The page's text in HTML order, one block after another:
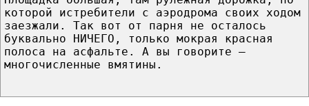
которой истребители с аэродрома своих ходом
заезжали. Так вот от парня не осталось
буквально НИЧЕГО, только мокрая красная
полоса на асфальте. А вы говорите —
многочисленные вмятины.